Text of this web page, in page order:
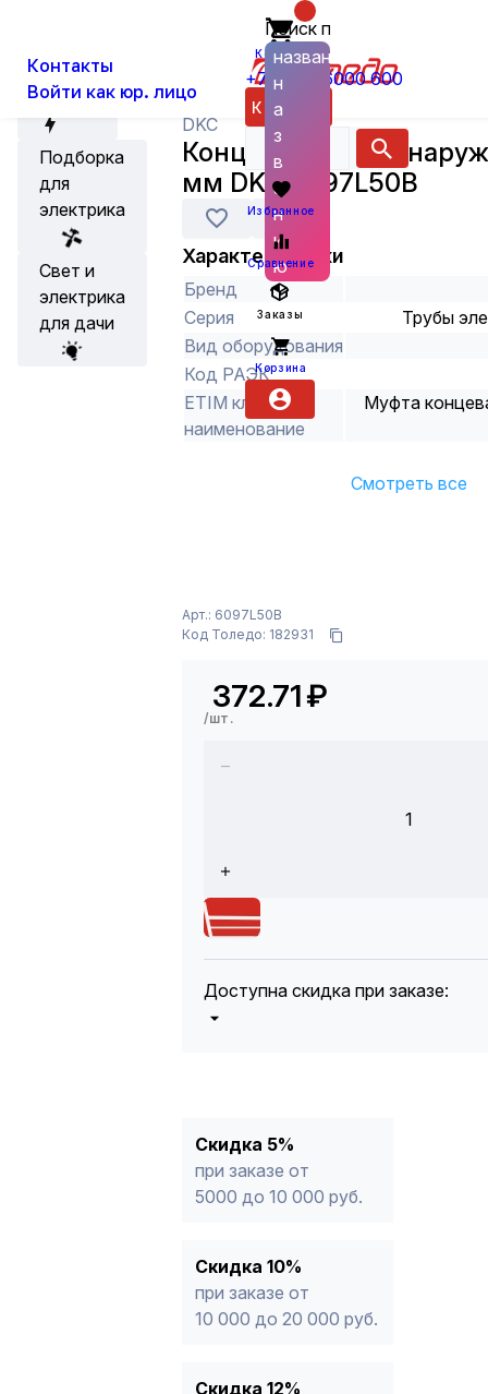
Контакты
Войти как юр. лицо
Корзина
+7 (800) 6000 600
Каталог
Поиск по
названию
н
а
з
в
а
н
и
ю
Избранное
Сравнение
Заказы
Корзина
Акции
Подборка
для
электрика
Свет и
электрика
для дачи
Кабеленесущие системы и
DKC
Концевая втулка,
мм DKC 6097L50B
Характеристики
Бренд
Серия
Трубы
Вид оборудования
Код РАЭК
ETIM класс
наименование
Муфта
Смотреть все
Арт.: 6097L50B
Код Толедо: 182931
372.71₽
/шт.
1
Доступна скидка при заказе:
* -Для заказов, состоящих
продукции, максимальная скидка
Скидка 5%
при заказе от
5000 до 10 000 руб.
Скидка 10%
при заказе от
10 000 до 20 000 руб.
Скидка 12%